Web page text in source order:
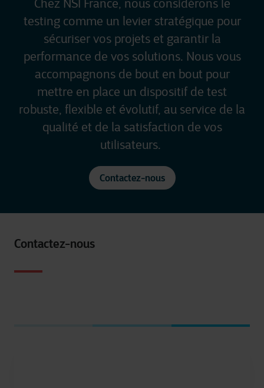
Chez NSI France, nous considérons le
testing comme un levier stratégique pour
sécuriser vos projets et garantir la
performance de vos solutions. Nous vous
accompagnons de bout en bout pour
mettre en place un dispositif de test
robuste, flexible et évolutif, au service de la
qualité et de la satisfaction de vos
utilisateurs.
Contactez-nous
Contactez-nous